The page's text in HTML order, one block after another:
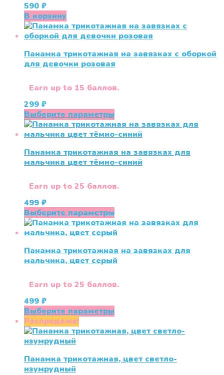
590 ₽
В корзину
Панамка трикотажная на завязках с оборкой
для девочки розовая
Earn up to 15 баллов.
299 ₽
Выберите параметры
товар
имеет
вариаций.
Опции
выбрать
товара.
Панамка трикотажная на завязках для
мальчика цвет тёмно-синий
Earn up to 25 баллов.
499 ₽
Выберите параметры
товар
имеет
вариаций.
Опции
выбрать
товара.
Панамка трикотажная на завязках для
мальчика, цвет серый
Earn up to 25 баллов.
499 ₽
Выберите параметры
имеет
Опции
Распродажа!
Панамка трикотажная, цвет светло-
изумрудный